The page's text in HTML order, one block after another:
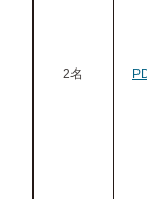
2名